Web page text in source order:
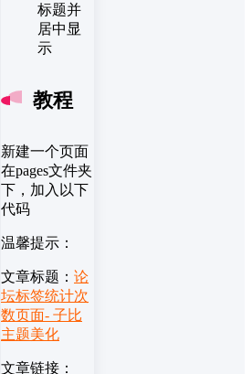
标题并
居中显
示
教程
新建一个页面
在pages文件夹
下，加入以下
代码
温馨提示：
文章标题： 论
坛标签统计次
数页面- 子比
主题美化
文章链接：